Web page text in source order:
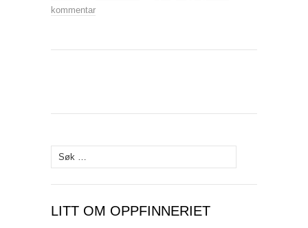
kommentar
Søk
etter:
LITT OM OPPFINNERIET